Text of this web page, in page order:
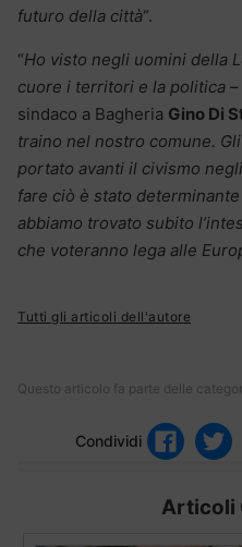
futuro della città“.
“Ho visto negli uomini della
cuore i territori e la politica
sindaco a Bagheria Gino Di
traino nel nostro comune.
portato avanti il civismo
fare ciò è stato
abbiamo trovato subito
che voteranno lega alle
Tutti gli articoli dell'autore
Questo articolo fa parte delle
Condividi
Articoli